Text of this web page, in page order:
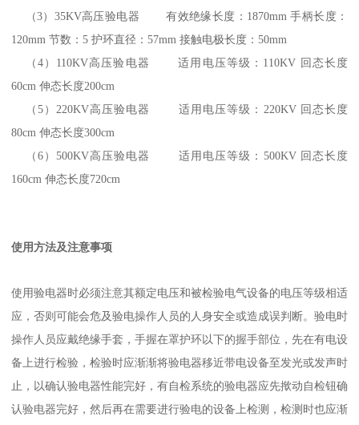
（3） 35KV高压验电器 有效绝缘长度： 1870mm手柄长度：
120mm 节数： 5 护环直径： 57mm 接触电极长度： 50mm
（4） 110KV高压验电器 适用电压等级： 110KV 回态长度
60cm 伸态长度200cm
（5） 220KV高压验电器 适用电压等级： 220KV 回态长度
80cm 伸态长度300cm
（6） 500KV高压验电器 适用电压等级： 500KV 回态长度
160cm 伸态长度720cm
使用方法及注意事项
使用验电器时必须注意其额定电压和被检验电气设备的电压等级相适
应，否则可能会危及验电操作人员的人身安全或造成误判断。验电时
操作人员应戴绝缘手套，手握在罩护环以下的握手部位，先在有电设
备上进行检验，检验时应渐渐将验电器移近带电设备至发光或发声时
止，以确认验电器性能完好，有自检系统的验电器应先揿动自检钮确
认验电器完好，然后再在需要进行验电的设备上检测，检测时也应渐